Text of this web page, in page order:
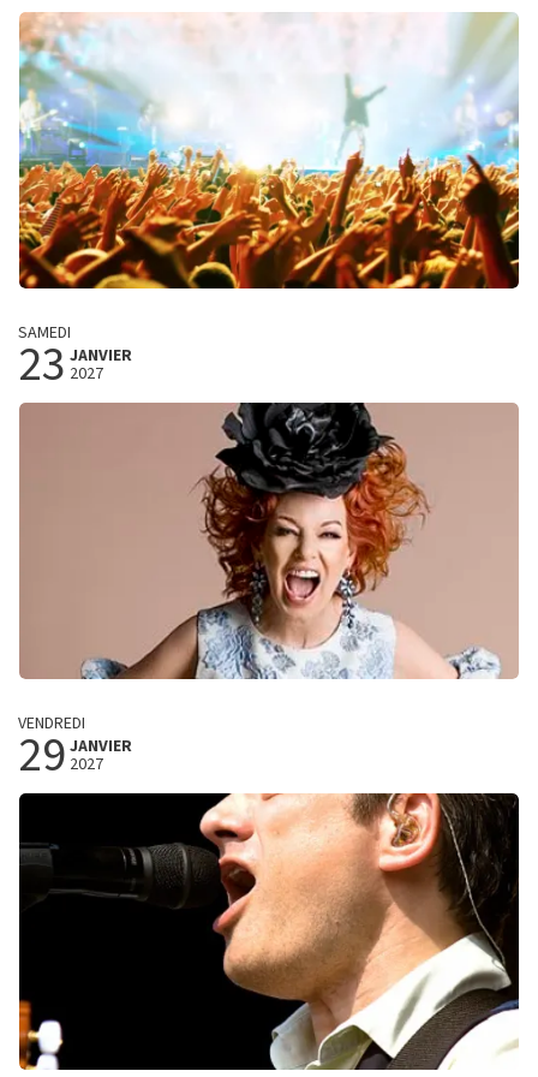
20:00 heures
ACHETER DES BILLETS
Salvatore Adamo
Cest ma vie
Trixxo Theater
Hasselt, Belgie
ACHETER DES BILLETS
SAMEDI
23 JANVIER
2027
Els de Schepper
(B)Engel
Trixxo Theater
Hasselt, Belgie
ACHETER DES BILLETS
VENDREDI
29 JANVIER
2027